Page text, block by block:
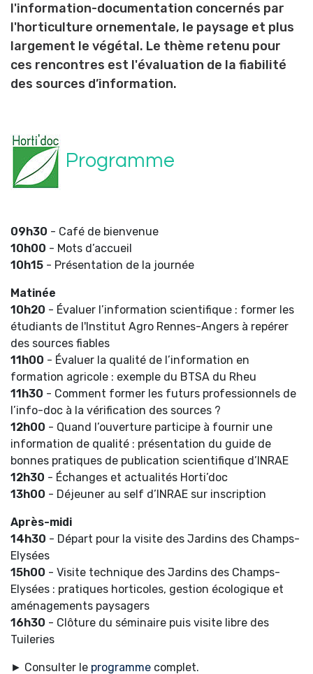
l'information-documentation concernés par
l'horticulture ornementale, le paysage et plus
largement le végétal. Le thème retenu pour
ces rencontres est l'évaluation de la fiabilité
des sources d’information.
Programme
09h30 - Café de bienvenue
10h00 - Mots d’accueil
10h15 - Présentation de la journée
Matinée
10h20 - Évaluer l’information scientifique : former les
étudiants de l'Institut Agro Rennes-Angers à repérer
des sources fiables
11h00 - Évaluer la qualité de l’information en
formation agricole : exemple du BTSA du Rheu
11h30 - Comment former les futurs professionnels de
l’info-doc à la vérification des sources ?
12h00 - Quand l’ouverture participe à fournir une
information de qualité : présentation du guide de
bonnes pratiques de publication scientifique d’INRAE
12h30 - Échanges et actualités Horti’doc
13h00 - Déjeuner au self d’INRAE sur inscription
Après-midi
14h30 - Départ pour la visite des Jardins des Champs-
Elysées
15h00 - Visite technique des Jardins des Champs-
Elysées : pratiques horticoles, gestion écologique et
aménagements paysagers
16h30 - Clôture du séminaire puis visite libre des
Tuileries
► Consulter le programme complet.